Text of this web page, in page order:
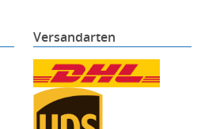
Versandarten